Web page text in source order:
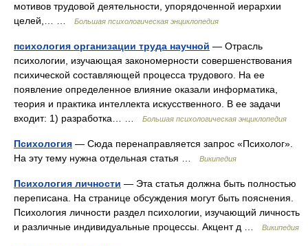
мотивов трудовой деятельности, упорядоченной иерархии
целей,… …
Большая психологическая энциклопедия
психология организации труда научной — Отрасль
психологии, изучающая закономерности совершенствования
психической составляющей процесса трудового. На ее
появление определенное влияние оказали информатика,
теория и практика интеллекта искусственного. В ее задачи
входит: 1) разработка… …
Большая психологическая энциклопедия
Психология — Сюда перенаправляется запрос «Психолог».
На эту тему нужна отдельная статья …
Википедия
Психология личности — Эта статья должна быть полностью
переписана. На странице обсуждения могут быть пояснения.
Психология личности раздел психологии, изучающий личность
и различные индивидуальные процессы. Акцент д …
Википедия